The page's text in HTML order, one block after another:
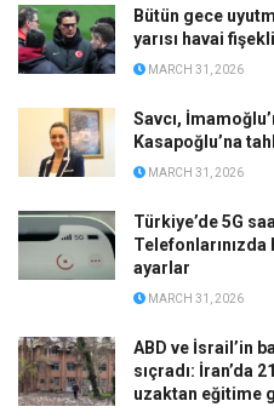
Bütün gece
yarısı havai
MARCH 31, 2026
Savcı,
Kasapoğlu’na
MARCH 31, 2026
Türkiye’de 5G
Telefonlarınızda
ayarlar
MARCH 31, 2026
ABD ve İsrail’in
sıçradı: İran’da
uzaktan eğitime